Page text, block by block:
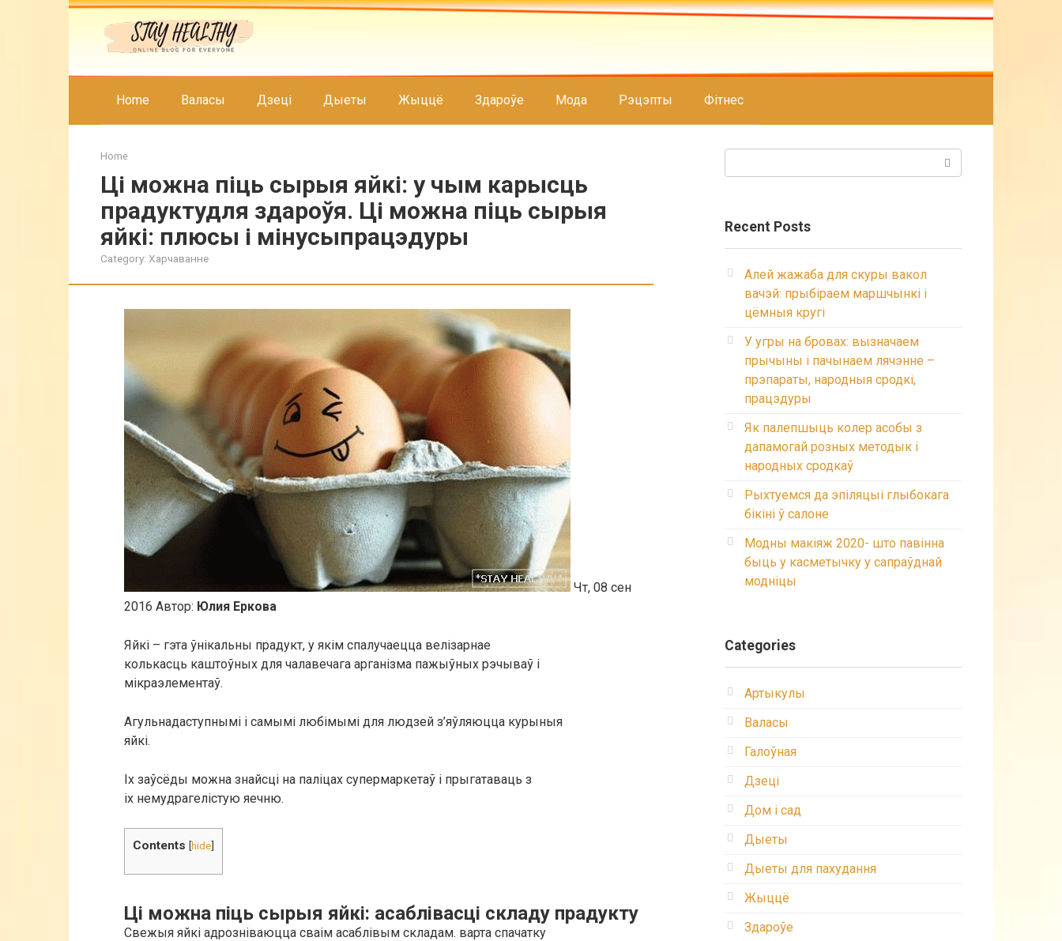
Home Валасы Дзеці Дыеты Жыццё Здароўе Мода Рэцэпты Фітнес
Home
Ці можна піць сырыя яйкі: у чым карысць
прадуктудля здароўя. Ці можна піць сырыя
яйкі: плюсы і мінусыпрацэдуры
Category: Харчаванне
Чт, 08 сен
2016 Автор: Юлия Еркова
Яйкі – гэта ўнікальны прадукт, у якім спалучаецца велізарнае
колькасць каштоўных для чалавечага арганізма пажыўных рэчываў і
мікраэлементаў.
Агульнадаступнымі і самымі любімымі для людзей з’яўляюцца курыныя
яйкі.
Іх заўсёды можна знайсці на паліцах супермаркетаў і прыгатаваць з
іх немудрагелістую яечню.
Contents [hide]
Ці можна піць сырыя яйкі: асаблівасці складу прадукту
Свежыя яйкі адрозніваюцца сваім асаблівым складам. варта спачатку
Recent Posts
Алей жажаба для скуры вакол
вачэй: прыбіраем маршчынкі і
цёмныя кругі
У угры на бровах: вызначаем
прычыны і пачынаем лячэнне –
прэпараты, народныя сродкі,
працэдуры
Як палепшыць колер асобы з
дапамогай розных методык і
народных сродкаў
Рыхтуемся да эпіляцыі глыбокага
бікіні ў салоне
Модны макіяж 2020- што павінна
быць у касметычку у сапраўднай
модніцы
Categories
Артыкулы
Валасы
Галоўная
Дзеці
Дом і сад
Дыеты
Дыеты для пахудання
Жыццё
Здароўе